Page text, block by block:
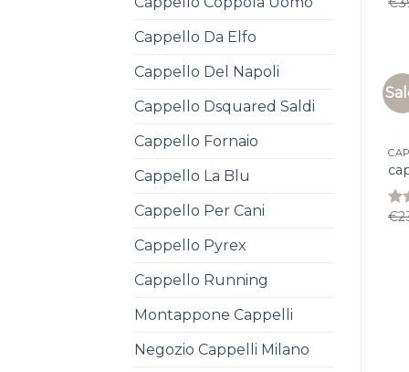
Cappello Da Elfo
Cappello Del Napoli
Cappello Dsquared Saldi
Cappello Fornaio
Cappello La Blu
Cappello Per Cani
Cappello Pyrex
Cappello Running
Montappone Cappelli
Negozio Cappelli Milano
€